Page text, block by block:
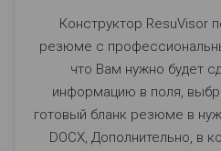
Конструктор ResuVisor
резюме с
что Вам нужно будет
информацию в поля,
готовый бланк резюме в
DOCX, Дополнительно, в